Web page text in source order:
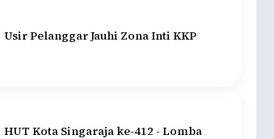
Usir Pelanggar Jauhi Zona Inti KKP
HUT Kota Singaraja ke-412 - Lomba